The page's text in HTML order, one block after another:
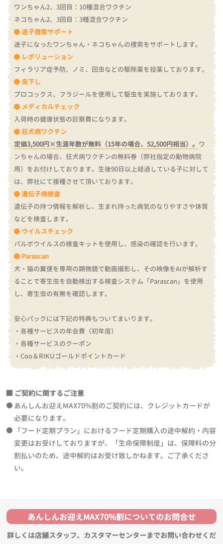
ワンちゃん2、3回目：10種混合ワクチン
ネコちゃん2、3回目：3種混合ワクチン
迷子捜索サポート
迷子になったワンちゃん・ネコちゃんの捜索をサポートします。
レボリューション
フィラリア症予防、ノミ、回虫などの駆除薬を投薬しております。
虫下し
プロコックス、フラジールを使用して駆虫を実施しております。
メディカルチェック
入荷時の健康状態の診察費になります。
狂犬病ワクチン
定価3,500円×生涯年数が無料（15年の場合、52,500円相当）。 ワ
ンちゃんの場合、狂犬病ワクチンの無料券（弊社指定の動物病院
用）をお付けしております。 生後90日以上経過している子に対して
は、弊社にて接種させて頂いております。
遺伝子病検査
遺伝子の持つ情報を解析し、生まれ持った病気のなりやすさや体質
などを検査します。
ウイルスチェック
パルボウイルスの検査キットを使用し、感染の確認を行います。
Parascan
犬・猫の糞便を専用の顕微鏡で動画撮影し、その映像をAIが解析す
ることで寄生虫を自動検出する検査システム「Parascan」を使用
し、寄生虫の有無を確認します。
安心パックには下記の特典もついてまいります。
・各種サービスの年会費（初年度）
・各種サービスのクーポン
・Coo＆RIKUゴールドポイントカード
ご契約に関するご注意
あんしんお迎えMAX70%割のご契約には、クレジットカードが
必要になります。
「フード定期プラン」におけるフード定期購入の途中解約・内容
変更はお受けしておりますが、「生命保障制度」は、保障料の分
割払いのため、途中解約はお受け致しかねます。ご了承くださ
い。
あんしんお迎えMAX70%割についてのお問合せ
詳しくは店舗スタッフ、カスタマーセンターまでお問い合わせくだ